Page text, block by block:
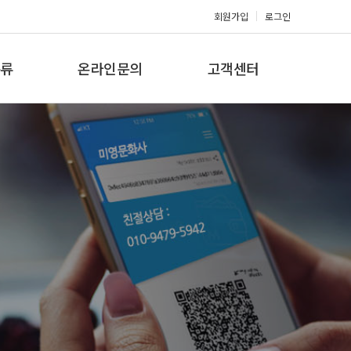
회원가입 로그인
온라인문의
견적문의
고객센터
공지사항
갤러리